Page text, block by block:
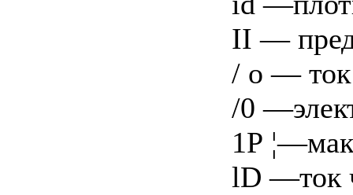
II —
/ о —
/0
1Р
lD —ток